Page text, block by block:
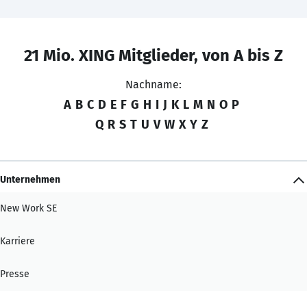
21 Mio. XING Mitglieder, von A bis Z
Nachname:
A B C D E F G H I J K L M N O P
Q R S T U V W X Y Z
Unternehmen
New Work SE
Karriere
Presse